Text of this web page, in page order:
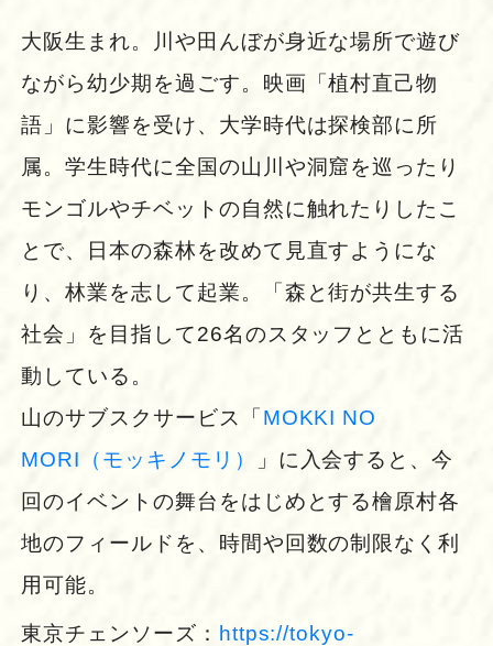
大阪生まれ。川や田んぼが身近な場所で遊び
ながら幼少期を過ごす。映画「植村直己物
語」に影響を受け、大学時代は探検部に所
属。学生時代に全国の山川や洞窟を巡ったり
モンゴルやチベットの自然に触れたりしたこ
とで、日本の森林を改めて見直すようにな
り、林業を志して起業。「森と街が共生する
社会」を目指して26名のスタッフとともに活
動している。
山のサブスクサービス「MOKKI NO
MORI（モッキノモリ）
」に入会すると、今
回のイベントの舞台をはじめとする檜原村各
地のフィールドを、時間や回数の制限なく利
用可能。
東京チェンソーズ： https://tokyo-